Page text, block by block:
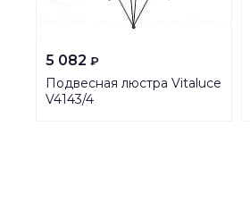
5 082 ₽
Подвесная люстра Vitaluce
V4143/4